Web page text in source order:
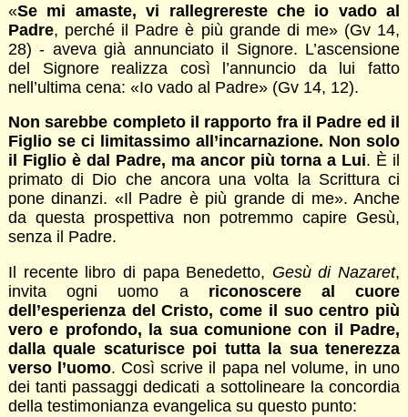
«Se mi amaste, vi rallegrereste che io vado al
Padre, perché il Padre è più grande di me» (Gv 14,
28) - aveva già annunciato il Signore. L’ascensione
del Signore realizza così l’annuncio da lui fatto
nell’ultima cena: «Io vado al Padre» (Gv 14, 12).
Non sarebbe completo il rapporto fra il Padre ed il
Figlio se ci limitassimo all’incarnazione. Non solo
il Figlio è dal Padre, ma ancor più torna a Lui. È il
primato di Dio che ancora una volta la Scrittura ci
pone dinanzi. «Il Padre è più grande di me». Anche
da questa prospettiva non potremmo capire Gesù,
senza il Padre.
Il recente libro di papa Benedetto, Gesù di Nazaret,
invita ogni uomo a riconoscere al cuore
dell’esperienza del Cristo, come il suo centro più
vero e profondo, la sua comunione con il Padre,
dalla quale scaturisce poi tutta la sua tenerezza
verso l’uomo. Così scrive il papa nel volume, in uno
dei tanti passaggi dedicati a sottolineare la concordia
della testimonianza evangelica su questo punto: